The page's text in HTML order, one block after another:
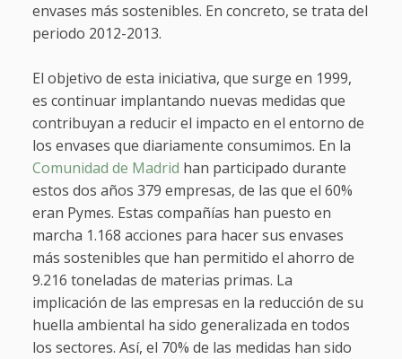
envases más sostenibles. En concreto, se trata del
periodo 2012-2013.
El objetivo de esta iniciativa, que surge en 1999,
es continuar implantando nuevas medidas que
contribuyan a reducir el impacto en el entorno de
los envases que diariamente consumimos. En la
Comunidad de Madrid han participado durante
estos dos años 379 empresas, de las que el 60%
eran Pymes. Estas compañías han puesto en
marcha 1.168 acciones para hacer sus envases
más sostenibles que han permitido el ahorro de
9.216 toneladas de materias primas. La
implicación de las empresas en la reducción de su
huella ambiental ha sido generalizada en todos
los sectores. Así, el 70% de las medidas han sido